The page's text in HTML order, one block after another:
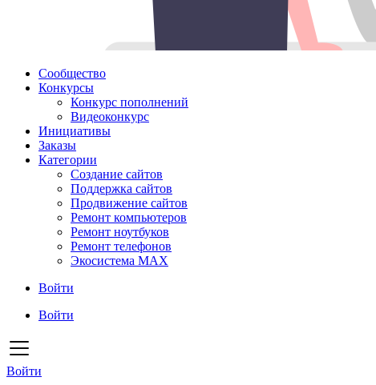
Сообщество
Конкурсы
Конкурс пополнений
Видеоконкурс
Инициативы
Заказы
Категории
Создание сайтов
Поддержка сайтов
Продвижение сайтов
Ремонт компьютеров
Ремонт ноутбуков
Ремонт телефонов
Экосистема MAX
Войти
Войти
Войти